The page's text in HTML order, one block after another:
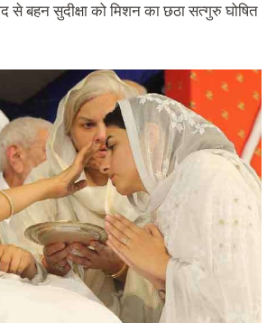
से बहन सुदीक्षा को मिशन का छठा सत्गुरु घोषित